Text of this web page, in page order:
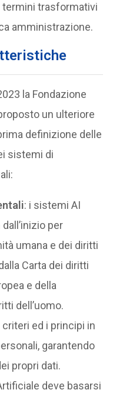
trasformativi
amministrazione.
la Fondazione
un ulteriore
definizione delle
sistemi di
: i sistemi AI
per
umana e dei diritti
Carta dei diritti
e della
dell’uomo.
criteri ed i principi in
garantendo
propri dati.
deve basarsi